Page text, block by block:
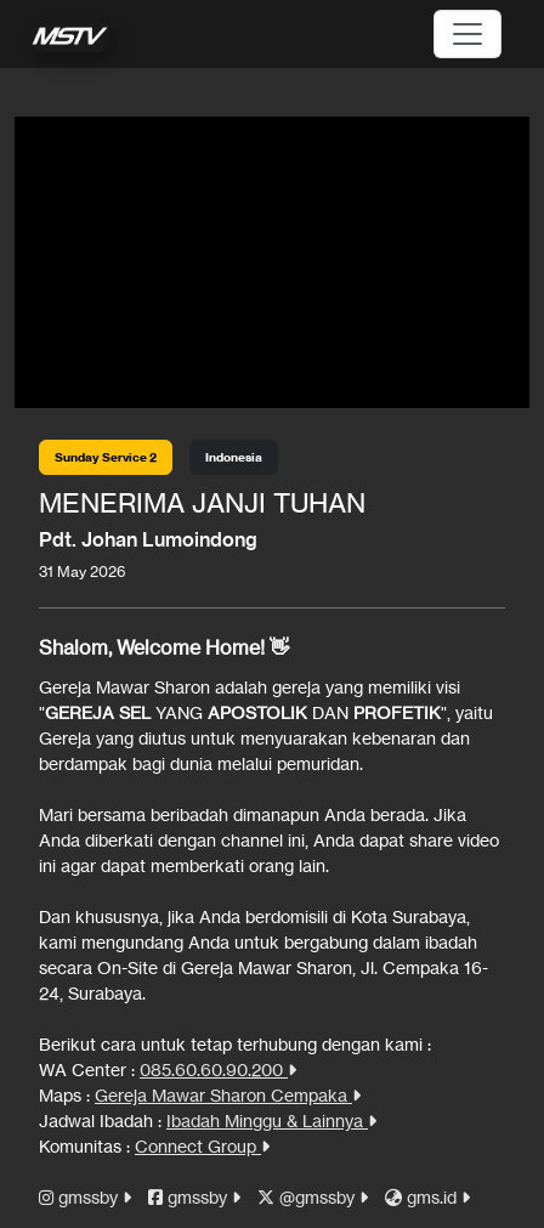
Sunday Service 2 Indonesia
MENERIMA JANJI TUHAN
Pdt. Johan Lumoindong
31 May 2026
Shalom, Welcome Home! 👋
Gereja Mawar Sharon adalah gereja yang memiliki visi
"GEREJA SELYANG APOSTOLIK DAN PROFETIK", yaitu
Gereja yang diutus untuk menyuarakan kebenaran dan
berdampak bagi dunia melalui pemuridan.
Mari bersama beribadah dimanapun Anda berada. Jika
Anda diberkati dengan channel ini, Anda dapat share video
ini agar dapat memberkati orang lain.
Dan khususnya, jika Anda berdomisili di Kota Surabaya,
kami mengundang Anda untuk bergabung dalam ibadah
secara On-Site di Gereja Mawar Sharon, Jl. Cempaka 16-
24, Surabaya.
Berikut cara untuk tetap terhubung dengan kami :
WA Center : 085.60.60.90.200
Maps : Gereja Mawar Sharon Cempaka
Jadwal Ibadah : Ibadah Minggu & Lainnya
Komunitas : Connect Group
gmssby gmssby @gmssby gms.id